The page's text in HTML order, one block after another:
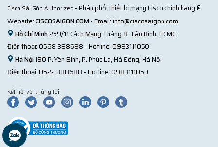
Cisco Sài Gòn Authorized - Phân phối thiết bị mạng Cisco chính hãng ®
Website:CISCOSAIGON.COM - Email:info@ciscosaigon.com
Hồ Chí Minh259/11 Cách Mạng Tháng 8, Tân Bình, HCMC
Điện thoại:0568 388688 - Hotline:0983111050
Hà Nội190 P. Yên Bình, P. Phúc La, Hà Đông, Hà Nội
Điện thoại:0522 388688 - Hotline:0983111050
Kết nối với chúng tôi